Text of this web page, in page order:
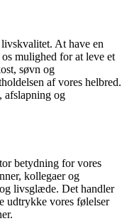
At have en
mulighed for at leve et
søvn og
af vores helbred.
afslapning og
betydning for vores
kollegaer og
livsglæde. Det handler
udtrykke vores følelser